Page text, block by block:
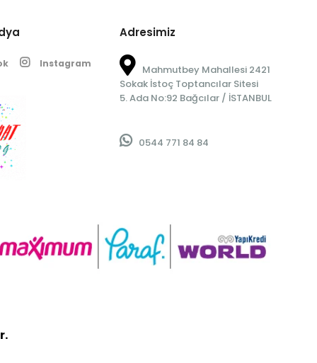
Instagram
Adresimiz
Mahmutbey Mahallesi 2421
Sokak İstoç Toptancılar Sitesi
5. Ada No:92 Bağcılar / İSTANBUL
0544 771 84 84